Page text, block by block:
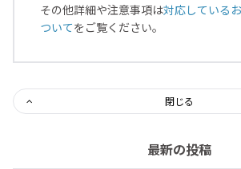
その他詳細や注意事項は対応している
ついてをご覧ください。
閉じる
最新の投稿